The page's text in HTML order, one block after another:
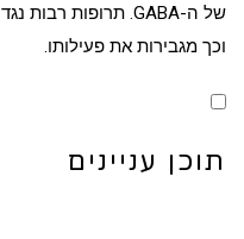
של ה-GABA.
תרופות רבות נגד
וכך מגבירות את פעילותו.
תוכן עניינים